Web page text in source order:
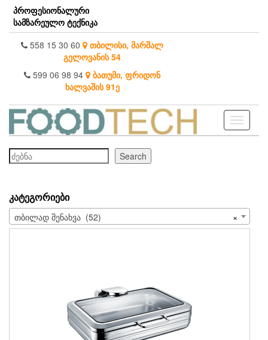
Skip
the
content
პროფესიონალური
სამზარეულო ტექნიკა
558 15 30 60 თბილისი, მარშალ
გელოვანის 54
599 06 98 94 ბათუმი, ფრიდონ
ხალვაშის 91ე
Toggle
ძებნა
Search
ᲙᲐᲢᲔᲒᲝᲠᲘᲔᲑᲘ
×
თბილად შენახვა (52)